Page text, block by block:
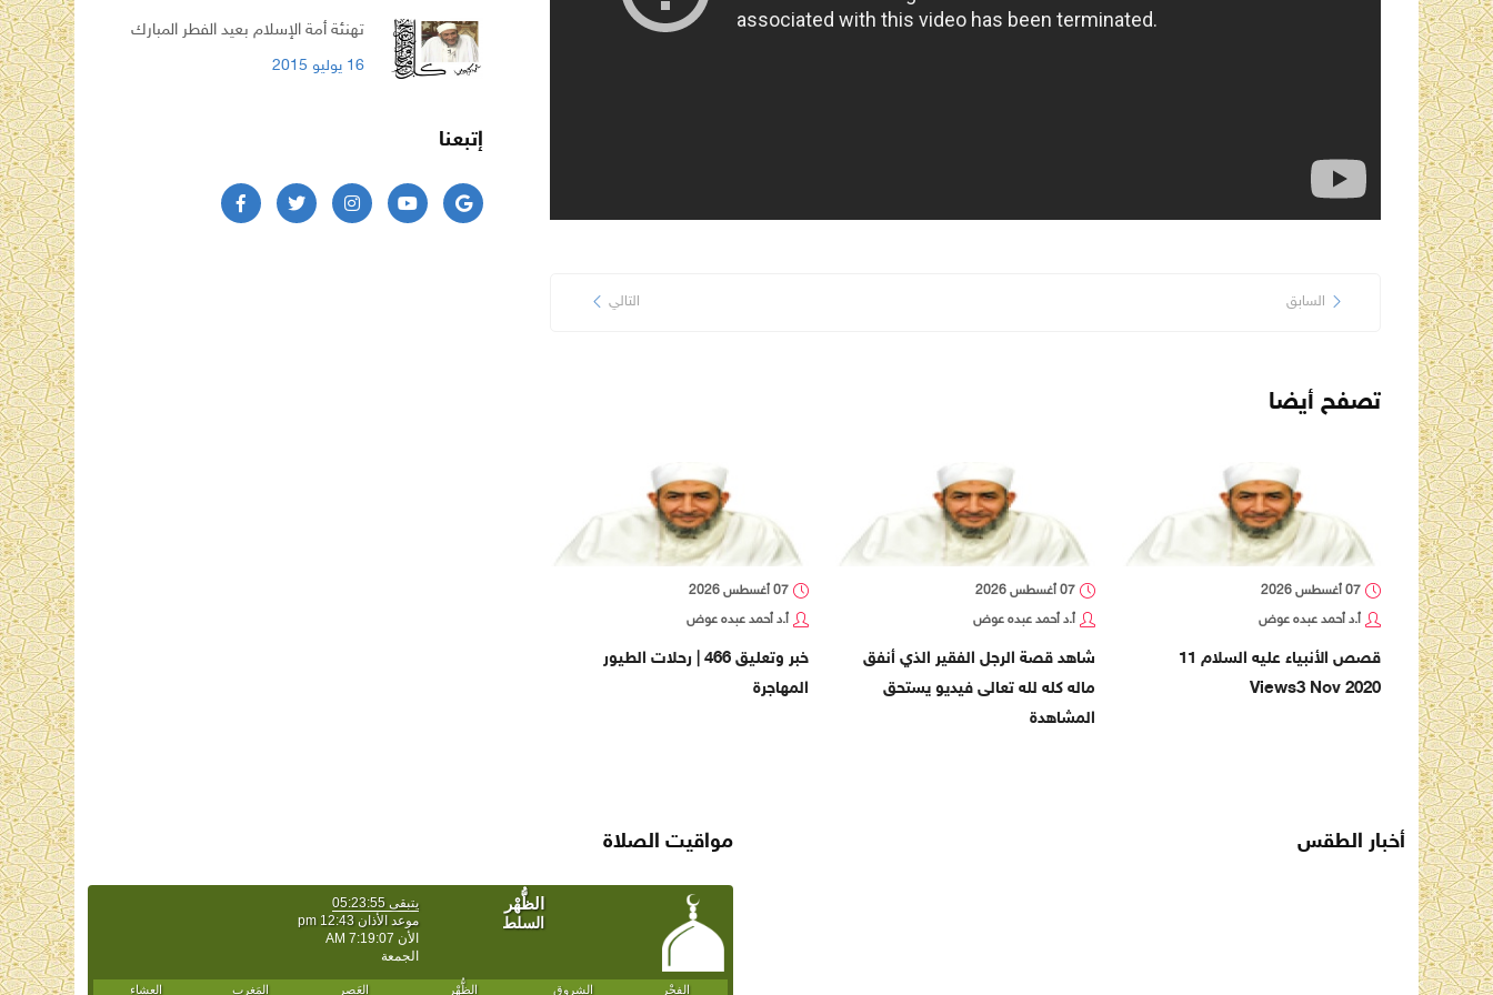
التالي السابق
تصفح أيضا
07 أغسطس 2026
أ.د أحمد عبده عوض
قصص الأنبياء عليه السلام 11
Views3 Nov 2020
07 أغسطس 2026
أ.د أحمد عبده عوض
شاهد قصة الرجل الفقير الذي أنفق
ماله كله لله تعالى فيديو يستحق
المشاهدة
07 أغسطس 2026
أ.د أحمد عبده عوض
خبر وتعليق 466 | رحلات الطيور
المهاجرة
تهنئة أمة الإسلام بعيد الفطر المبارك
16 يوليو 2015
إتبعنا
أخبار الطقس مواقيت الصلاة